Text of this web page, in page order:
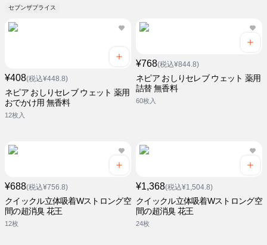
セブンザプライス
¥408(税込¥448.8)
ネピア おしりセレブ ウェット 薬用
おでかけ用 無香料
12枚入
¥768(税込¥844.8)
ネピア おしりセレブ ウェット 薬用
詰替 無香料
60枚入
¥688(税込¥756.8)
クイックル立体吸着Wストロング空
間の超消臭 花王
12枚
¥1,368(税込¥1,504.8)
クイックル立体吸着Wストロング空
間の超消臭 花王
24枚